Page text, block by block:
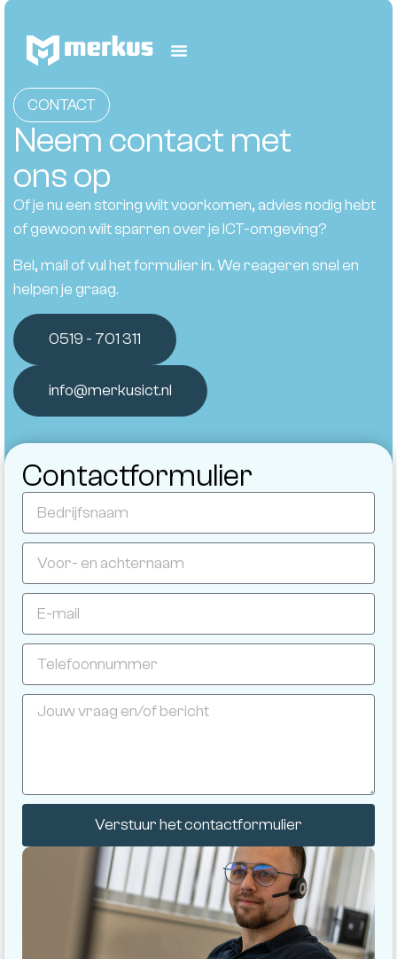
CONTACT
Neem contact met
ons op
Of je nu een storing wilt voorkomen, advies nodig hebt
of gewoon wilt sparren over je ICT-omgeving?
Bel, mail of vul het formulier in. We reageren snel en
helpen je graag.
0519 - 701 311
info@merkusict.nl
Contactformulier
Verstuur het contactformulier